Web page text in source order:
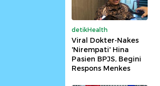
detikHealth
Viral Dokter-Nakes
'Nirempati' Hina
Pasien BPJS, Begini
Respons Menkes